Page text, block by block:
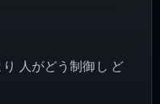
人がどう制御し ど